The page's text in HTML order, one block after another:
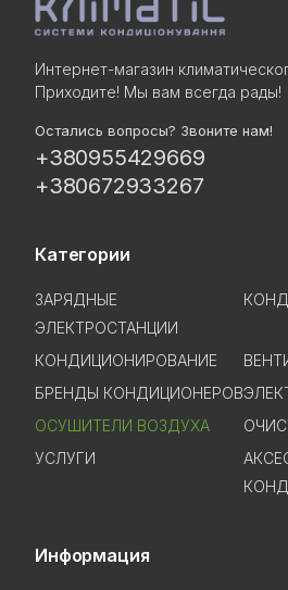
Интернет-магазин
Приходите! Мы вам всегда рады!
Остались вопросы? Звоните нам!
+380955429669
+380672933267
Категории
ЗАРЯДНЫЕ
ЭЛЕКТРОСТАНЦИИ
КОНДИЦИОНИРОВАНИЕ
БРЕНДЫ КОНДИЦИОНЕРОВ
ОСУШИТЕЛИ ВОЗДУХА
УСЛУГИ
Информация